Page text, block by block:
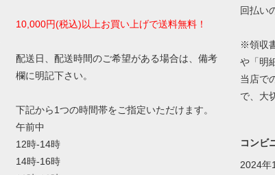
10,000円(税込)以上お買い上げで送料無料！
配送日、配送時間のご希望がある場合は、備考
欄に明記下さい。
下記から1つの時間帯をご指定いただけます。
午前中
12時-14時
14時-16時
回払い
※領収
や「明
当店で
で、大
コンビ
2024年